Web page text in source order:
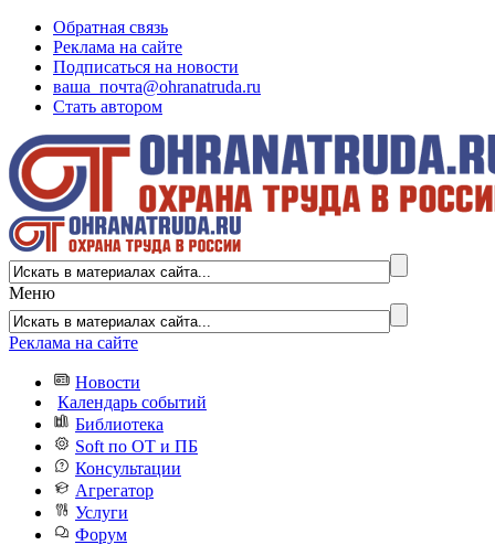
Обратная связь
Реклама на сайте
Подписаться на новости
ваша_почта@ohranatruda.ru
Стать автором
Меню
Реклама на сайте
Новости
Календарь событий
Библиотека
Soft по ОТ и ПБ
Консультации
Агрегатор
Услуги
Форум